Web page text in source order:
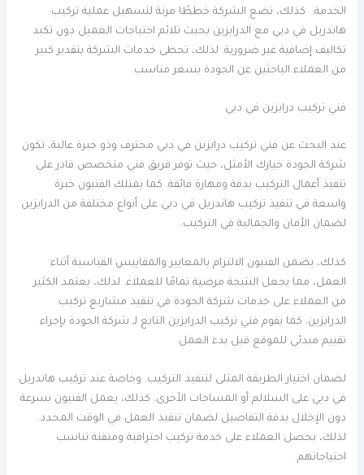
الخدمة. كذلك، تضع الشركة خططًا مرنة لتسهيل عملية تركيب
هاندريل في دبي مع الدرابزين بحيث تلائم احتياجات العميل دون تكبد
تكاليف إضافية غير ضرورية. لذلك، تحظى خدمات الشركة بتقدير كبير
من العملاء الباحثين عن الجودة بسعر مناسب.
فني تركيب درابزين في دبي
عند البحث عن فني تركيب درابزين في دبي محترف وذو خبرة عالية، تكون
شركة الجودة خيارك الأمثل، حيث توفر فريق فني متخصص قادر على
تنفيذ أعمال التركيب بدقة ومهارة فائقة. كما يمتلك الفنيون خبرة
واسعة في تنفيذ تركيب هاندريل في دبي على أنواع مختلفة من الدرابزين
لضمان الأمان والجمالية في التركيب.
كذلك، يضمن الفنيون الالتزام بالمعايير والمقاييس القياسية أثناء
العمل، مما يجعل النتيجة مرضية تمامًا للعملاء. لذلك، يعتمد الكثير
من العملاء على خدمات شركة الجودة في تنفيذ مشاريع تركيب
الدرابزين. كما يقوم فني تركيب الدرابزين التابع لـ شركة الجودة بإجراء
تقييم مبدئي للموقع قبل بدء العمل.
لضمان اختيار الطريقة المثلى لتنفيذ التركيب. وخاصة عند تركيب هاندريل
في دبي على السلالم أو المساحات الأخرى. كذلك، يعمل الفنيون بسرعة
دون الإخلال بدقة التفاصيل لضمان تنفيذ العمل في الوقت المحدد.
لذلك، يحصل العملاء على خدمة تركيب احترافية ومتقنة تناسب
احتياجاتهم.